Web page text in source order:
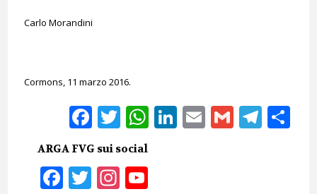
Carlo Morandini
Cormons, 11 marzo 2016.
Facebook
Twitter
WhatsApp
LinkedIn
EmailGmail
ARGA FVG sui social
Facebook
Twitter
Instagram
YouTube